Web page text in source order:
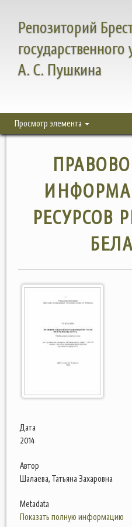
Репозиторий
А. С. Пушкина
Просмотр элемента
РЕСУРСОВ
Дата
2014
Автор
Шалаева, Татьяна Захаровна
Metadata
Показать полную информацию